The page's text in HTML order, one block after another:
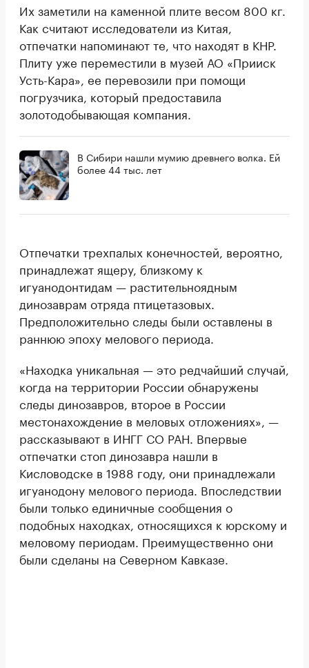
Их заметили на каменной плите весом 800 кг.
Как считают исследователи из Китая,
отпечатки напоминают те, что находят в КНР.
Плиту уже переместили в музей АО «Прииск
Усть-Кара», ее перевозили при помощи
погрузчика, который предоставила
золотодобывающая компания.
В Сибири нашли мумию древнего волка. Ей
более 44 тыс. лет
Отпечатки трехпалых конечностей, вероятно,
принадлежат ящеру, близкому к
игуанодонтидам — растительноядным
динозаврам отряда птицетазовых.
Предположительно следы были оставлены в
раннюю эпоху мелового периода.
«Находка уникальная — это редчайший случай,
когда на территории России обнаружены
следы динозавров, второе в России
местонахождение в меловых отложениях», —
рассказывают в ИНГГ СО РАН. Впервые
отпечатки стоп динозавра нашли в
Кисловодске в 1988 году, они принадлежали
игуанодону мелового периода. Впоследствии
были только единичные сообщения о
подобных находках, относящихся к юрскому и
меловому периодам. Преимущественно они
были сделаны на Северном Кавказе.